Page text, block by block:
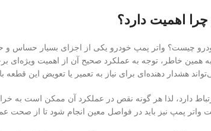
اهمیت دارد؟
چیست؟ واتر پمپ خودرو یکی از اجزای بسیار حساس و
همین خاطر، توجه به عملکرد صحیح آن از اهمیت ویژه‌ای
هشدار دهنده‌ای برای نیاز به تعمیر یا تعویض این قطعه
دارد، لذا هر گونه نقص در عملکرد آن ممکن است به
پمپ نیز باید در فواصل معین انجام شود تا از صحت